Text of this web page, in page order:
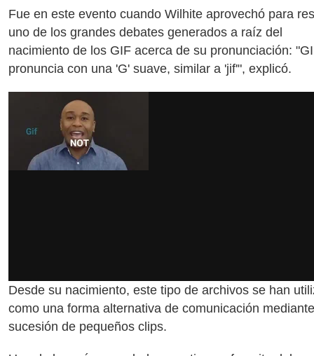
Fue en este evento cuando Wilhite aprovechó para
uno de los grandes debates generados a raíz del
nacimiento de los GIF acerca de su pronunciación:
pronuncia con una 'G' suave, similar a 'jif'", explicó.
Desde su nacimiento, este tipo de archivos se han
como una forma alternativa de comunicación
sucesión de pequeños clips.